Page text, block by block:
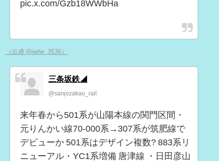
pic.x.com/Gzb18WWbHa
（出典 @iwtw_3536）
三条坂鉄◢
@sanjozakao_rail
来年春から501系が山陽本線の関門区間・
元りんかい線70-000系→307系が筑肥線で
デビューか 501系はデザイン複数? 883系リ
ニューアル・YC1系増備 唐津線 ・日田彦山